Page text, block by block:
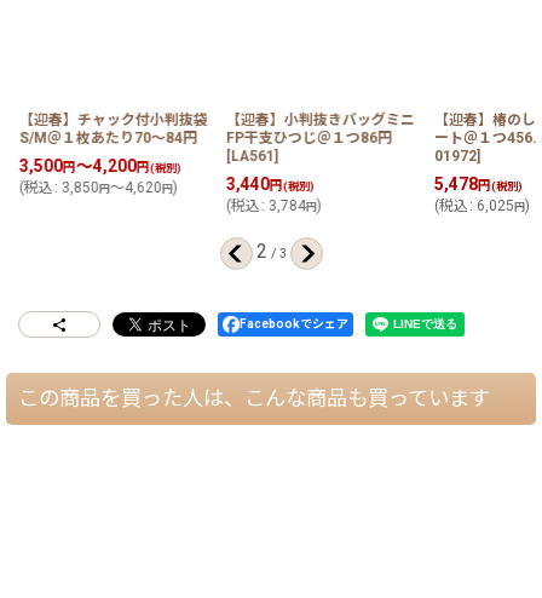
【迎春】チャック付小判抜袋
S/M＠１枚あたり70〜84円
3,500円～4,200円(税別)
(税込: 3,850円～4,620円)
【迎春】小判抜きバッグミニ
FP干支ひつじ＠１つ86円
LA561]
3,440円(税別)
(税込: 3,784円)
【迎春】椿の
ート＠１つ
01972]
5,478円(税別)
(税込 : 6,025円)
2 / 3
Facebookでシェア
この商品を買った人は、こんな商品も買っています